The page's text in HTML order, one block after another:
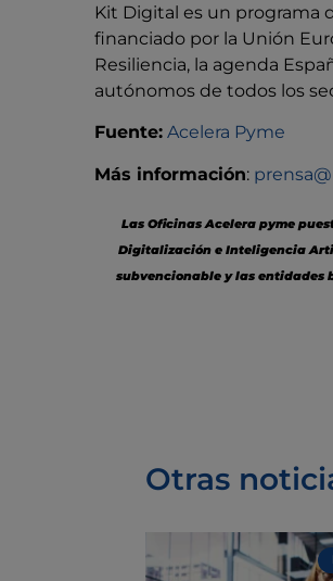
Kit Digital es un programa
financiado por la Unión
Resiliencia, la agenda
autónomos de todos los
Fuente: Acelera Pyme
Más información:
Las Oficinas Acelera pyme
Digitalización e Inteligencia
subvencionable y las entidades
Otras